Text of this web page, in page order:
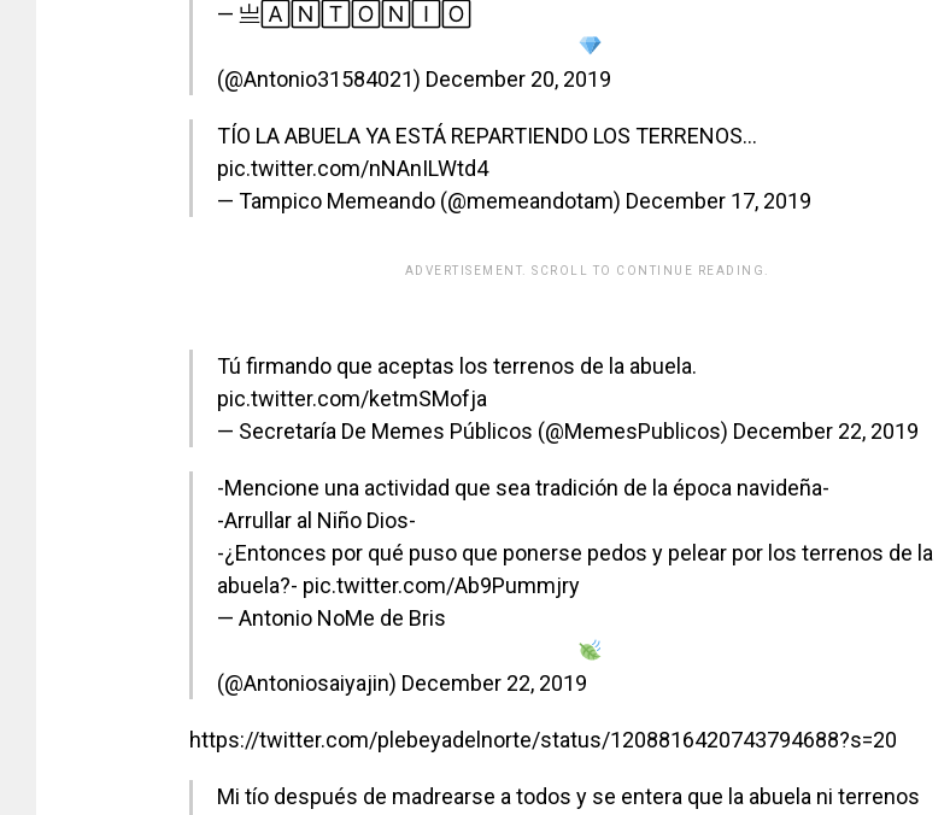
— 亗🄰🄽🅃🄾🄽🄸🄾
(@Antonio31584021) December 20, 2019
TÍO LA ABUELA YA ESTÁ REPARTIENDO LOS TERRENOS…
pic.twitter.com/nNAnILWtd4
— Tampico Memeando (@memeandotam) December 17, 2019
ADVERTISEMENT. SCROLL TO CONTINUE READING.
Tú firmando que aceptas los terrenos de la abuela.
pic.twitter.com/ketmSMofja
— Secretaría De Memes Públicos (@MemesPublicos) December 22, 2019
-Mencione una actividad que sea tradición de la época navideña-
-Arrullar al Niño Dios-
-¿Entonces por qué puso que ponerse pedos y pelear por los terrenos de la
abuela?- pic.twitter.com/Ab9Pummjry
— Antonio NoMe de Bris
(@Antoniosaiyajin) December 22, 2019
https://twitter.com/plebeyadelnorte/status/1208816420743794688?s=20
Mi tío después de madrearse a todos y se entera que la abuela ni terrenos